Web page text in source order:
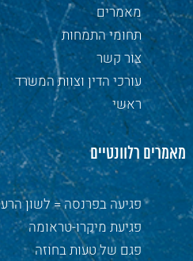
מאמרים
תחומי התמחות
צור קשר
עורכי הדין וצוות המשרד
ראשי
מאמרים רלוונטיים
פגיעה בפרנסה = לשון הרע
פגיעת מיקרו-טראומה
פגם של טעות בחוזה